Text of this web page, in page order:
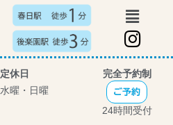
メ
ニ
ュ
ー
I
n
s
t
a
定休日
水曜・日曜
完全予約制
ご予約
24時間受付